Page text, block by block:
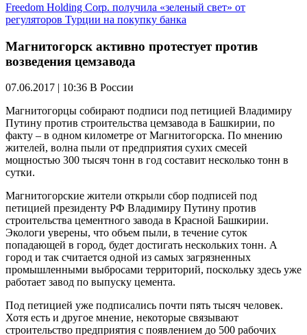
Freedom Holding Corp. получила «зеленый свет» от
регуляторов Турции на покупку банка
Магнитогорск активно протестует против
возведения цемзавода
07.06.2017 | 10:36 В России
Магнитогорцы собирают подписи под петицией Владимиру
Путину против строительства цемзавода в Башкирии, по
факту – в одном километре от Магнитогорска. По мнению
жителей, волна пыли от предприятия сухих смесей
мощностью 300 тысяч тонн в год составит несколько тонн в
сутки.
Магнитогорские жители открыли сбор подписей под
петицией президенту РФ Владимиру Путину против
строительства цементного завода в Красной Башкирии.
Экологи уверены, что объем пыли, в течение суток
попадающей в город, будет достигать нескольких тонн. А
город и так считается одной из самых загрязненных
промышленными выбросами территорий, поскольку здесь уже
работает завод по выпуску цемента.
Под петицией уже подписались почти пять тысяч человек.
Хотя есть и другое мнение, некоторые связывают
строительство предприятия с появлением до 500 рабочих